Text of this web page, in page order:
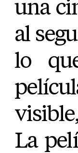
una
al
lo
La